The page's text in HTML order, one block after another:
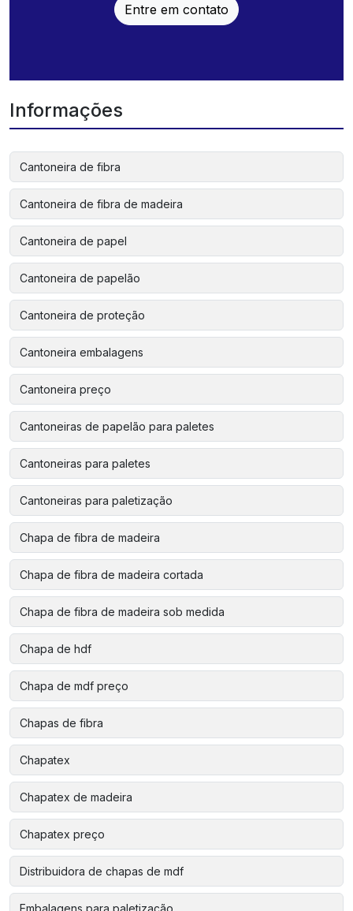
Entre em contato
Informações
Cantoneira de fibra
Cantoneira de fibra de madeira
Cantoneira de papel
Cantoneira de papelão
Cantoneira de proteção
Cantoneira embalagens
Cantoneira preço
Cantoneiras de papelão para paletes
Cantoneiras para paletes
Cantoneiras para paletização
Chapa de fibra de madeira
Chapa de fibra de madeira cortada
Chapa de fibra de madeira sob medida
Chapa de hdf
Chapa de mdf preço
Chapas de fibra
Chapatex
Chapatex de madeira
Chapatex preço
Distribuidora de chapas de mdf
Embalagens para paletização